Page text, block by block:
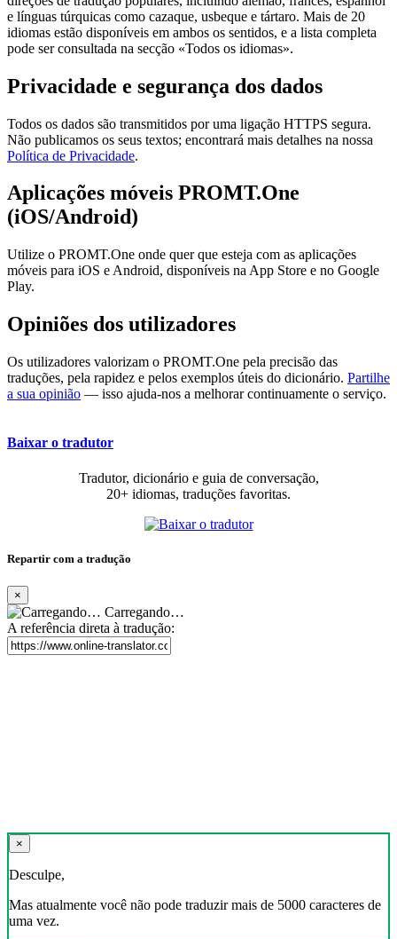
e línguas túrquicas como cazaque, usbeque e tártaro. Mais de 20
idiomas estão disponíveis em ambos os sentidos, e a lista completa
pode ser consultada na secção «Todos os idiomas».
Privacidade e segurança dos dados
Todos os dados são transmitidos por uma ligação HTTPS segura.
Não publicamos os seus textos; encontrará mais detalhes na nossa
Política de Privacidade.
Aplicações móveis PROMT.One
(iOS/Android)
Utilize o PROMT.One onde quer que esteja com as aplicações
móveis para iOS e Android, disponíveis na App Store e no Google
Play.
Opiniões dos utilizadores
Os utilizadores valorizam o PROMT.One pela precisão das
traduções, pela rapidez e pelos exemplos úteis do dicionário. Partilhe
a sua opinião — isso ajuda-nos a melhorar continuamente o serviço.
Baixar o tradutor
Tradutor, dicionário e guia de conversação,
20+ idiomas, traduções favoritas.
Repartir com a tradução
×
Carregando…
A referência direta à tradução:
×
Desculpe,
Mas atualmente você não pode traduzir mais de 5000 caracteres de
uma vez.